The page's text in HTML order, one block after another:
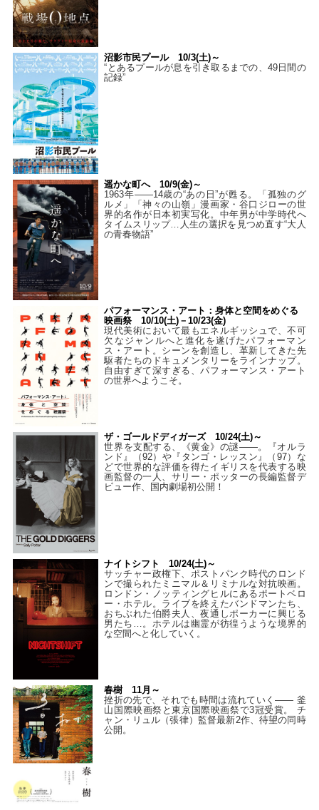
沼影市民プール 10/3(土)～
“とあるプールが息を引き取るまでの、49日間の
記録”
遥かな町へ 10/9(金)～
1963年――14歳の“あの日”が甦る。「孤独のグ
ルメ」「神々の山嶺」漫画家・谷口ジローの世
界的名作が日本初実写化。中年男が中学時代へ
タイムスリップ…人生の選択を見つめ直す“大人
の青春物語”
パフォーマンス・アート：身体と空間をめぐる
映画祭 10/10(土)－10/23(金)
現代美術において最もエネルギッシュで、不可
欠なジャンルへと進化を遂げたパフォーマン
ス・アート。シーンを創造し、革新してきた先
駆者たちのドキュメンタリーをラインナップ。
自由すぎて深すぎる、パフォーマンス・アート
の世界へようこそ。
ザ・ゴールドディガーズ 10/24(土)～
世界を支配する、《黄金》の謎――。『オルラ
ンド』（92）や『タンゴ・レッスン』（97）な
どで世界的な評価を得たイギリスを代表する映
画監督の一人、サリー・ポッターの長編監督デ
ビュー作、国内劇場初公開！
ナイトシフト 10/24(土)～
サッチャー政権下、ポストパンク時代のロンド
ンで撮られたミニマル＆リミナルな対抗映画。
ロンドン・ノッティングヒルにあるポートベロ
ー・ホテル。ライブを終えたバンドマンたち、
おちぶれた伯爵夫人、夜通しポーカーに興じる
男たち…。ホテルは幽霊が彷徨うような境界的
な空間へと化していく。
春樹 11月～
挫折の先で、それでも時間は流れていく—— 釜
山国際映画祭と東京国際映画祭で3冠受賞。 チ
ャン・リュル（張律）監督最新2作、待望の同時
公開。